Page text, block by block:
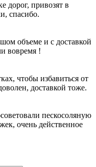
дорог, привозят в
спасибо.
объеме и с доставкой
вовремя !
чтобы избавиться от
доставкой тоже.
пескосоляную
очень действенное